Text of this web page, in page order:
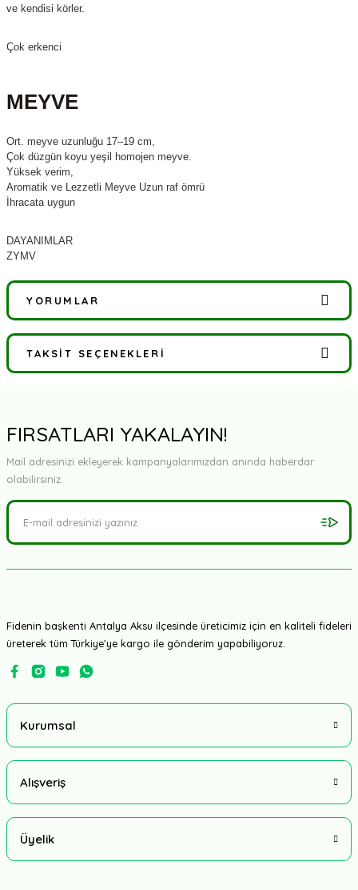
ve kendisi körler.
Çok erkenci
MEYVE
Ort. meyve uzunluğu 17–19 cm,
Çok düzgün koyu yeşil homojen meyve.
Yüksek verim,
Aromatik ve Lezzetli Meyve Uzun raf ömrü
İhracata uygun
DAYANIMLAR
ZYMV
YORUMLAR
Bu ürüne ilk yorumu siz yapın!
TAKSIT SEÇENEKLERI
FIRSATLARI YAKALAYIN!
Mail adresinizi ekleyerek kampanyalarımızdan anında haberdar
olabilirsiniz.
Fidenin başkenti Antalya Aksu ilçesinde üreticimiz için en kaliteli fideleri
üreterek tüm Türkiye'ye kargo ile gönderim yapabiliyoruz.
Kurumsal
Alışveriş
Üyelik